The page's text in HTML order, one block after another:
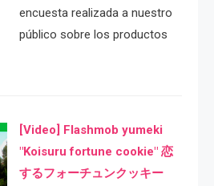
encuesta realizada a nuestro
público sobre los productos
[Video] Flashmob yumeki
"Koisuru fortune cookie" 恋
するフォーチュンクッキー